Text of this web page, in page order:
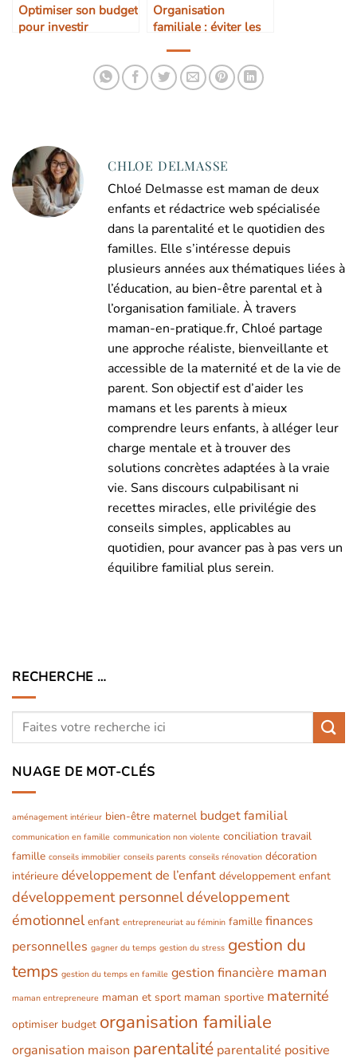
Optimiser son budget
pour investir
Organisation
familiale : éviter les
CHLOE DELMASSE
Chloé Delmasse est maman de deux
enfants et rédactrice web spécialisée
dans la parentalité et le quotidien des
familles. Elle s’intéresse depuis
plusieurs années aux thématiques liées à
l’éducation, au bien-être parental et à
l’organisation familiale. À travers
maman-en-pratique.fr, Chloé partage
une approche réaliste, bienveillante et
accessible de la maternité et de la vie de
parent. Son objectif est d’aider les
mamans et les parents à mieux
comprendre leurs enfants, à alléger leur
charge mentale et à trouver des
solutions concrètes adaptées à la vraie
vie. Sans discours culpabilisant ni
recettes miracles, elle privilégie des
conseils simples, applicables au
quotidien, pour avancer pas à pas vers un
équilibre familial plus serein.
RECHERCHE …
NUAGE DE MOT-CLÉS
aménagement intérieur bien-être maternel budget familial
communication en famille communication non violente conciliation travail
famille conseils immobilier conseils parents conseils rénovation décoration
intérieure développement de l’enfant développement enfant
développement personneldéveloppement
émotionnel enfant entrepreneuriat au féminin famille finances
personnelles gagner du temps gestion du stress gestion du
temps gestion du temps en famille gestion financière maman
maman entrepreneure maman et sport maman sportive maternité
optimiser budget organisation familiale
organisation maison parentalité parentalité positive